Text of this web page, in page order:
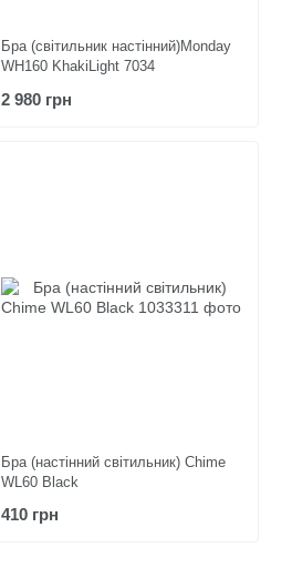
Бра (світильник настінний)Monday
WH160 KhakiLight 7034
2 980 грн
Бра (настінний світильник) Chime
WL60 Black
410 грн